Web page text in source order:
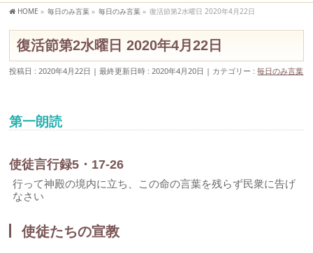
HOME » 毎日のみ言葉 » 毎日のみ言葉 » 復活節第2水曜日 2020年4月22日
復活節第2水曜日 2020年4月22日
投稿日 : 2020年4月22日 最終更新日時 : 2020年4月20日 カテゴリー :毎日のみ言葉
第一朗読
使徒言行録5・17-26
行って神殿の境内に立ち、この命の言葉を残らず民衆に告げ
なさい
使徒たちの宣教